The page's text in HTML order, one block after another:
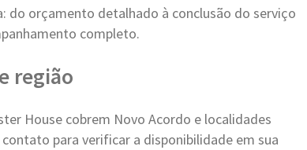
do orçamento detalhado à conclusão do serviço
completo.
região
House cobrem Novo Acordo e localidades
para verificar a disponibilidade em sua